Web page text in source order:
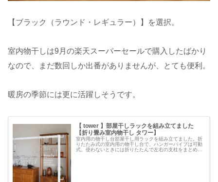
【ブラック（ラウンド・レギュラー）】を選択。
室内物干しは9月の楽天スーパーセールで購入したばかり
なので、まだ数回しか出番がありませんが、とても便利。
暖房の季節には更に活躍しそうです。
【 tower 】部屋干しラックを組み立てました
【折り畳み室内物干し タワー】
室内用の物干し台部屋干し用ラックを組み立てました。折
りたたみ式の室内用の物干し台で、ハンガーパイプは可動
式。使わないときには折りたたんで左右の支柱をまとめて